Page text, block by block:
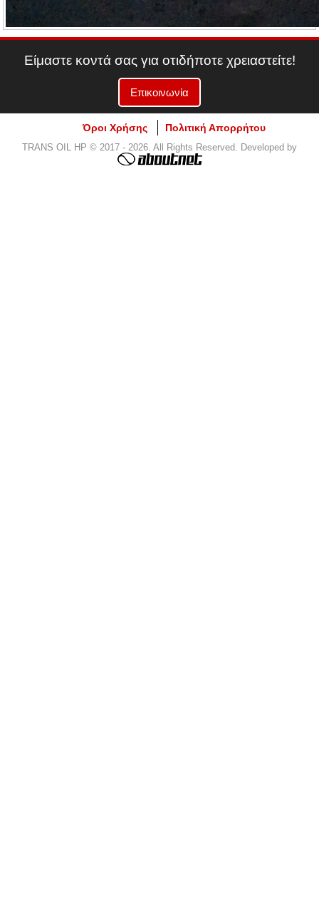
Είμαστε κοντά σας για οτιδήποτε χρειαστείτε!
Επικοινωνία
Όροι Χρήσης Πολιτική Απορρήτου
TRANS OIL HP © 2017 - 2026. All Rights Reserved. Developed by